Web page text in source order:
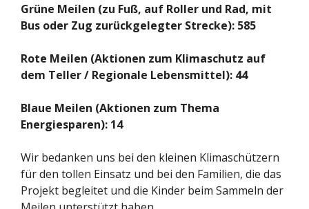
Grüne Meilen (zu Fuß, auf Roller und Rad, mit
Bus oder Zug zurückgelegter Strecke): 585
Rote Meilen (Aktionen zum Klimaschutz auf
dem Teller / Regionale Lebensmittel): 44
Blaue Meilen (Aktionen zum Thema
Energiesparen): 14
Wir bedanken uns bei den kleinen Klimaschützern
für den tollen Einsatz und bei den Familien, die das
Projekt begleitet und die Kinder beim Sammeln der